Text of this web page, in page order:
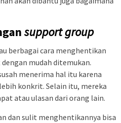
support group
berbagai cara menghentikan
mudah ditemukan.
menerima hal itu karena
konkrit. Selain itu, mereka
atau ulasan dari orang lain.
dan sulit menghentikannya bisa